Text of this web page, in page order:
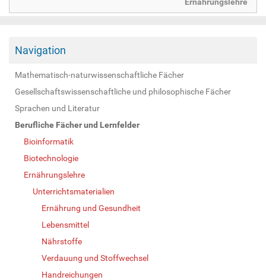
Navigation
Mathematisch-naturwissenschaftliche Fächer
Gesellschaftswissenschaftliche und philosophische Fächer
Sprachen und Literatur
Berufliche Fächer und Lernfelder
Bioinformatik
Biotechnologie
Ernährungslehre
Unterrichtsmaterialien
Ernährung und Gesundheit
Lebensmittel
Nährstoffe
Verdauung und Stoffwechsel
Handreichungen